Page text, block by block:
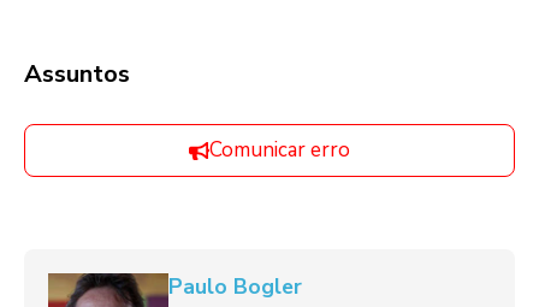
Assuntos
Comunicar erro
Paulo Bogler